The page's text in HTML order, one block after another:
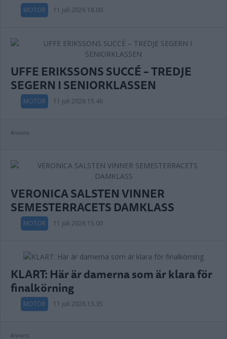
MOTOR 11 juli 2026 18.00
UFFE ERIKSSONS SUCCÉ – TREDJE
SEGERN I SENIORKLASSEN
MOTOR 11 juli 2026 15.46
Annons:
VERONICA SALSTEN VINNER
SEMESTERRACETS DAMKLASS
MOTOR 11 juli 2026 15.00
KLART: Här är damerna som är klara för
finalkörning
MOTOR 11 juli 2026 13.35
Annons: